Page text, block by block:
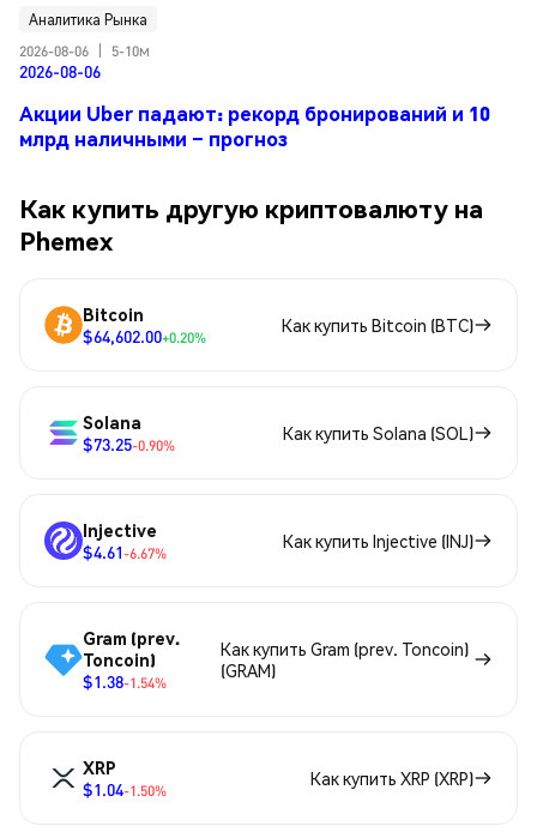
Аналитика Рынка
2026-08-06
5-10м
2026-08-06
Акции Uber падают: рекорд бронирований и 10
млрд наличными – прогноз
Как купить другую криптовалюту на
Phemex
Bitcoin
$64,602.00+0.20%
Как купить Bitcoin (BTC)
Solana
$73.25-0.90%
Как купить Solana (SOL)
Injective
$4.61-6.67%
Как купить Injective (INJ)
Gram (prev.
Toncoin)
$1.38-1.54%
Как купить Gram (prev. Toncoin)
(GRAM)
XRP
$1.04-1.50%
Как купить XRP (XRP)